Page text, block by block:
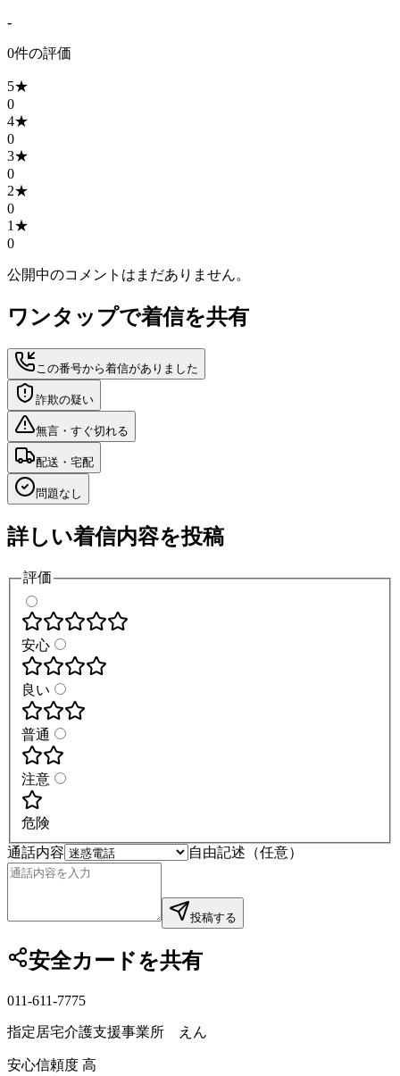
-
0件の評価
5★
0
4★
0
3★
0
2★
0
1 ★
0
公開中のコメントはまだありません。
ワンタップで着信を共有
この番号から着信がありました
詐欺の疑い
無言・すぐ切れる
配送・宅配
問題なし
詳しい着信内容を投稿
評価
安心
良い
普通
注意
危険
通話内容
自由記述（任意）
投稿する
安全カードを共有
011-611-7775
指定居宅介護支援事業所 えん
安心信頼度 高